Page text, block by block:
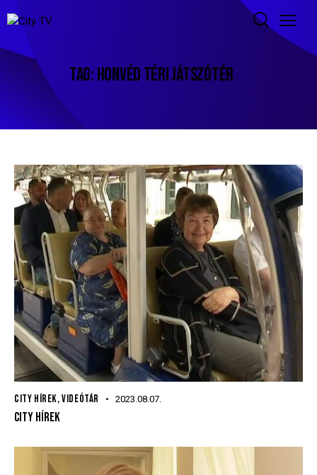
TAG: HONVÉD TÉRI JÁTSZÓTÉR
CITY HÍREK,VIDEÓTÁR 2023.08.07.
CITY HÍREK